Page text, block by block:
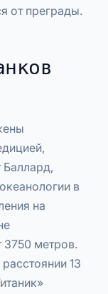
от преграды.
Баллард,
в
на
3750 метров.
13